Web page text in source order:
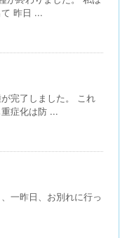
昨日 ...
完了しました。 これ
症化は防 ...
一昨日、お別れに行っ